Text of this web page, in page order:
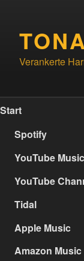
springen
Verankerte
Start
Spotify
YouTube Music
YouTube
Tidal
Apple Music
Amazon Music